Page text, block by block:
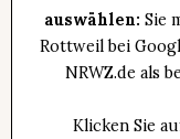
auswählen: Sie
Rottweil bei
NRWZ.de als
Klicken Sie